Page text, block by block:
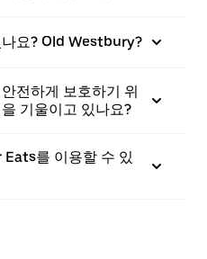
요? Old Westbury?
전하게 보호하기 위
기울이고 있나요?
를 이용할 수 있